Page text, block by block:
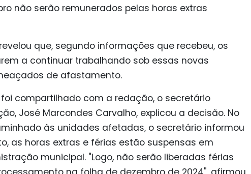
não serão remunerados pelas horas extras
que, segundo informações que recebeu, os
a continuar trabalhando sob essas novas
de afastamento.
compartilhado com a redação, o secretário
José Marcondes Carvalho, explicou a decisão. No
às unidades afetadas, o secretário informou
as horas extras e férias estão suspensas em
municipal. "Logo, não serão liberadas férias